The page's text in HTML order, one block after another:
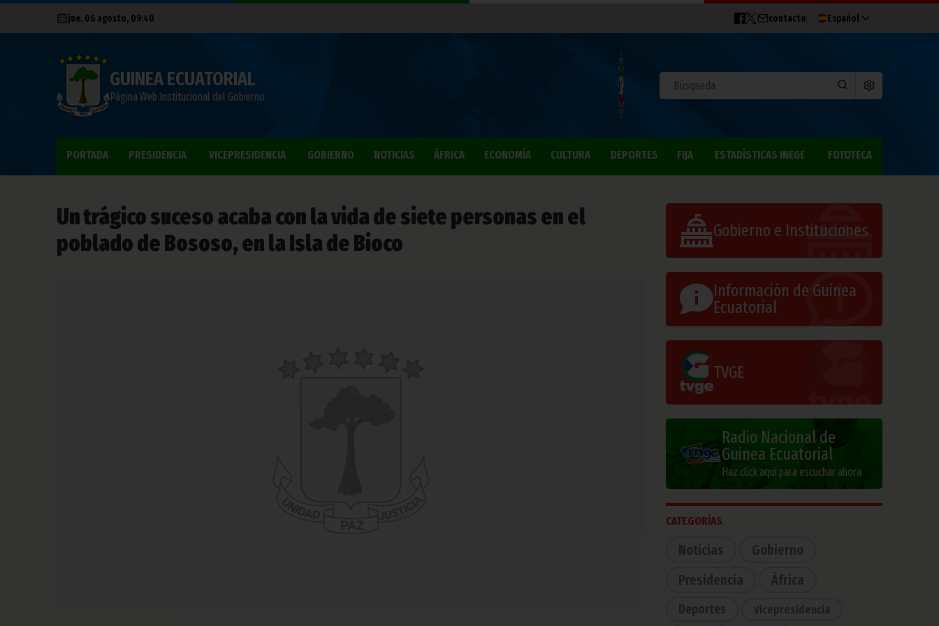
jue. 06 agosto, 09:40 contacto Español
GUINEA ECUATORIAL
Página Web Institucional del Gobierno
PORTADA PRESIDENCIA VICEPRESIDENCIA GOBIERNO NOTICIAS ÁFRICA ECONOMÍA CULTURA DEPORTES FIJA ESTADÍSTICAS INEGE FOTOTECA
Un trágico suceso acaba con la vida de siete personas en el
poblado de Bososo, en la Isla de Bioco
Gobierno e Instituciones
Información de Guinea
Ecuatorial
TVGE
Radio Nacional de
Guinea Ecuatorial
Haz click aquí para escuchar ahora
CATEGORÍAS
Noticias
Gobierno
Presidencia
África
Deportes Vicepresidencia